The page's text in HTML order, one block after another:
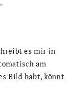
es mir in
am
Bild habt, könnt